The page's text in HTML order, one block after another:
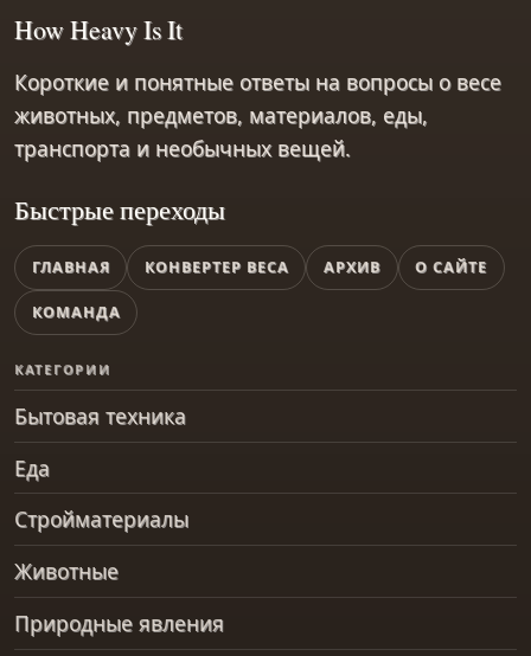
Быстрые переходы
ГЛАВНАЯ КОНВЕРТЕР ВЕСА АРХИВ О САЙТЕ
КОМАНДА
КАТЕГОРИИ
Бытовая техника
Еда
Стройматериалы
Животные
Природные явления
How Heavy Is It
Короткие и понятные ответы на вопросы о весе
животных, предметов, материалов, еды,
транспорта и необычных вещей.